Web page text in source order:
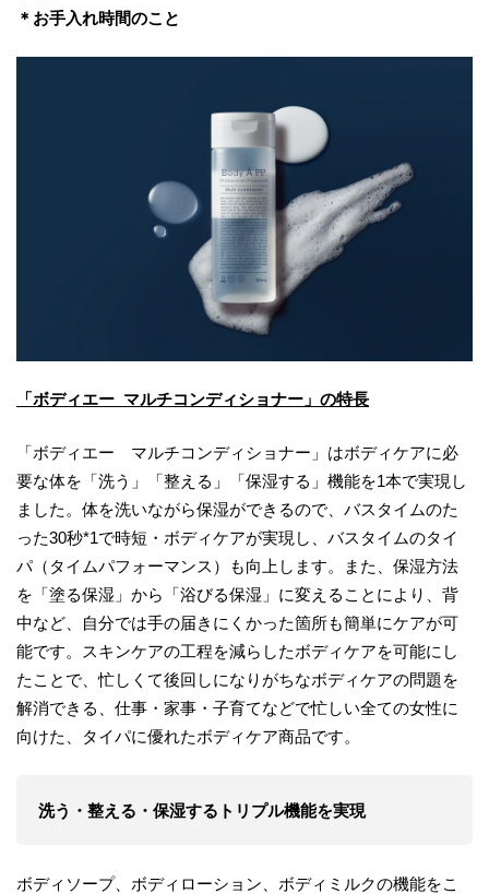
＊お手入れ時間のこと
「ボディエー マルチコンディショナー」の特長
「ボディエー マルチコンディショナー」はボディケアに必
要な体を「洗う」「整える」「保湿する」機能を1本で実現し
ました。体を洗いながら保湿ができるので、バスタイムのた
った30秒*1で時短・ボディケアが実現し、バスタイムのタイ
パ（タイムパフォーマンス）も向上します。また、保湿方法
を「塗る保湿」から「浴びる保湿」に変えることにより、背
中など、自分では手の届きにくかった箇所も簡単にケアが可
能です。スキンケアの工程を減らしたボディケアを可能にし
たことで、忙しくて後回しになりがちなボディケアの問題を
解消できる、仕事・家事・子育てなどで忙しい全ての女性に
向けた、タイパに優れたボディケア商品です。
洗う・整える・保湿するトリプル機能を実現
ボディソープ、ボディローション、ボディミルクの機能をこ